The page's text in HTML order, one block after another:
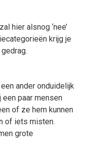
hier alsnog ‘nee’
krijg je
ander onduidelijk
een paar mensen
of ze hem kunnen
of iets misten.
grote